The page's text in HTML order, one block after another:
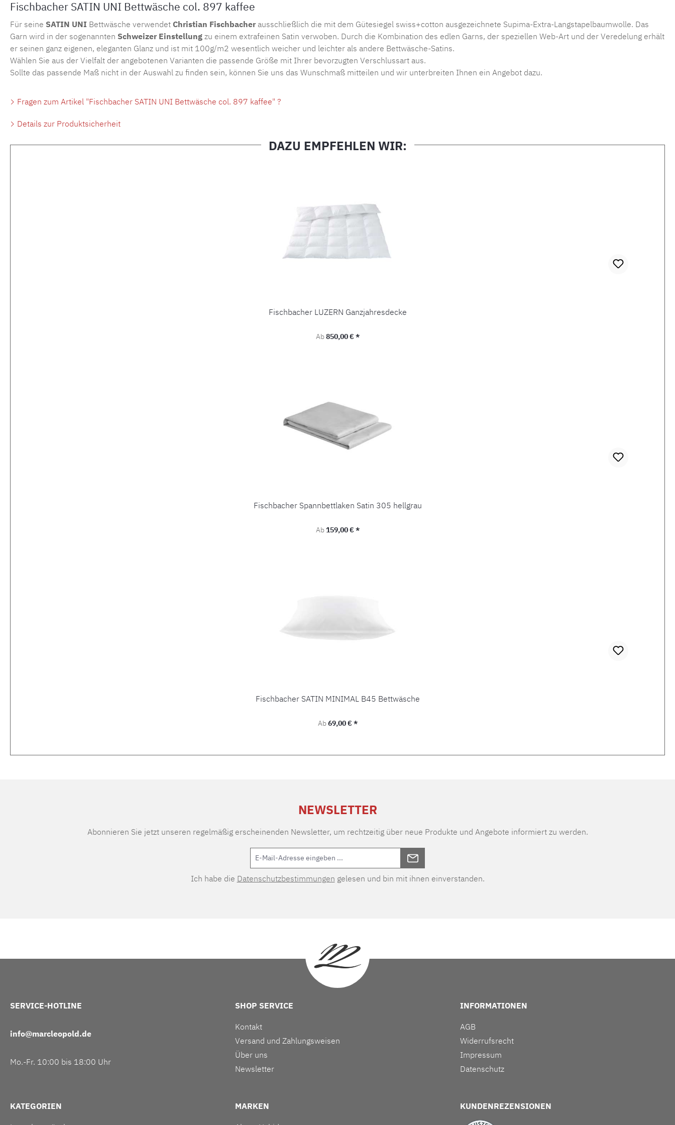
Fischbacher SATIN UNI Bettwäsche col. 897 kaffee
Für seine SATIN UNI Bettwäsche verwendet Christian Fischbacher ausschließlich die mit dem Gütesiegel swiss+cotton ausgezeichnete Supima-Extra-Langstapelbaumwolle. Das
Garn wird in der sogenannten Schweizer Einstellung zu einem extrafeinen Satin verwoben. Durch die Kombination des edlen Garns, der speziellen Web-Art und der Veredelung erhält
er seinen ganz eigenen, eleganten Glanz und ist mit 100g/m2 wesentlich weicher und leichter als andere Bettwäsche-Satins.
Wählen Sie aus der Vielfalt der angebotenen Varianten die passende Größe mit Ihrer bevorzugten Verschlussart aus.
Sollte das passende Maß nicht in der Auswahl zu finden sein, können Sie uns das Wunschmaß mitteilen und wir unterbreiten Ihnen ein Angebot dazu.
Fragen zum Artikel "Fischbacher SATIN UNI Bettwäsche col. 897 kaffee" ?
Details zur Produktsicherheit
DAZU EMPFEHLEN WIR:
Fischbacher LUZERN Ganzjahresdecke
Regulärer Preis:
Ab850,00 € *
Fischbacher Spannbettlaken Satin 305 hellgrau
Regulärer Preis:
Ab159,00 € *
Fischbacher SATIN MINIMAL B45 Bettwäsche
Regulärer Preis:
Ab69,00 € *
NEWSLETTER
Abonnieren Sie jetzt unseren regelmäßig erscheinenden Newsletter, um rechtzeitig über neue Produkte und Angebote informiert zu werden.
Ich habe die Datenschutzbestimmungen gelesen und bin mit ihnen einverstanden.
SERVICE-HOTLINE
info@marcleopold.de
Mo.-Fr. 10:00 bis 18:00 Uhr
SHOP SERVICE
Kontakt
Versand und Zahlungsweisen
Über uns
Newsletter
INFORMATIONEN
AGB
Widerrufsrecht
Impressum
Datenschutz
KATEGORIEN MARKEN KUNDENREZENSIONEN